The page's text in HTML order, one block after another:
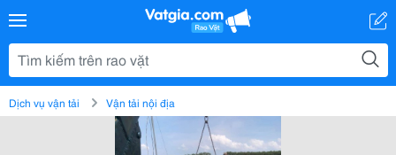
Dịch vụ vận tải Vận tải nội địa